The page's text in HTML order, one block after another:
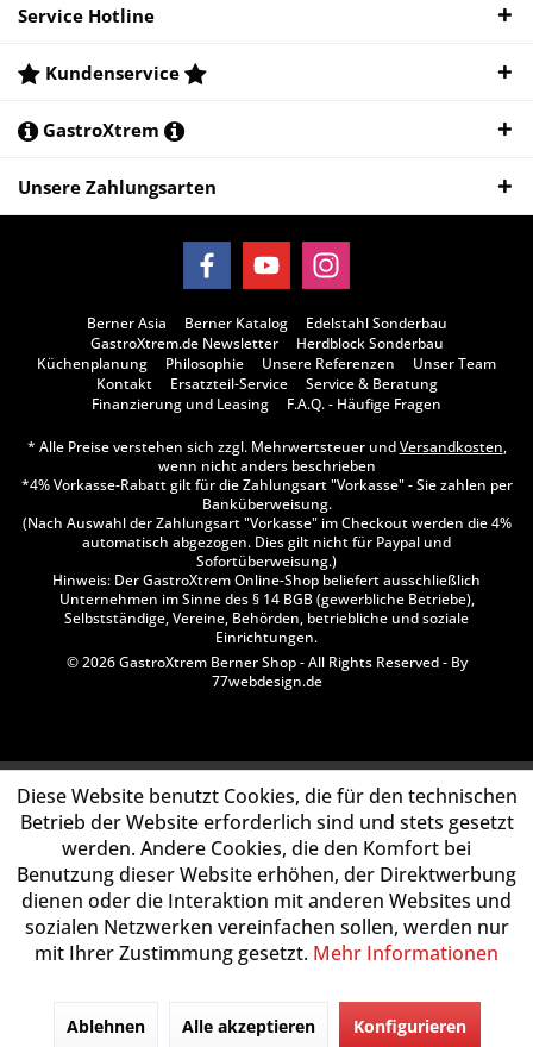
Service Hotline
Kundenservice
GastroXtrem
Unsere Zahlungsarten
Berner Asia Berner Katalog
Edelstahl Sonderbau
GastroXtrem.de Newsletter
Herdblock Sonderbau
Küchenplanung
Philosophie Unsere Referenzen
Unser Team
Kontakt
Ersatzteil-Service
Service & Beratung
Finanzierung und Leasing
F.A.Q. - Häufige Fragen
* Alle Preise verstehen sich zzgl. Mehrwertsteuer undVersandkosten,
wenn nicht anders beschrieben
*4% Vorkasse-Rabatt gilt für die Zahlungsart "Vorkasse" - Sie zahlen per
Banküberweisung.
(Nach Auswahl der Zahlungsart "Vorkasse" im Checkout werden die 4%
automatisch abgezogen. Dies gilt nicht für Paypal und
Sofortüberweisung.)
Hinweis: Der GastroXtrem Online-Shop beliefert ausschließlich
Unternehmen im Sinne des § 14 BGB (gewerbliche Betriebe),
Selbstständige, Vereine, Behörden, betriebliche und soziale
Einrichtungen.
© 2026 GastroXtrem Berner Shop - All Rights Reserved - By
77webdesign.de
Diese Website benutzt Cookies, die für den technischen
Betrieb der Website erforderlich sind und stets gesetzt
werden. Andere Cookies, die den Komfort bei
Benutzung dieser Website erhöhen, der Direktwerbung
dienen oder die Interaktion mit anderen Websites und
sozialen Netzwerken vereinfachen sollen, werden nur
mit Ihrer Zustimmung gesetzt. Mehr Informationen
Ablehnen Alle akzeptieren Konfigurieren